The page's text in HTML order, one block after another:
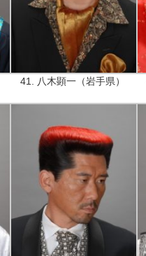
41. 八木顕一（岩手県）